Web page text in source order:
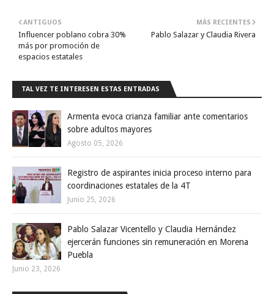
MÁS RECIENTES
Pablo Salazar y Claudia Rivera
ANTIGUOS
Influencer poblano cobra 30%
más por promoción de
espacios estatales
TAL VEZ TE INTERESEN ESTAS ENTRADAS
Armenta evoca crianza familiar ante comentarios
sobre adultos mayores
Agosto 05, 2026
Registro de aspirantes inicia proceso interno para
coordinaciones estatales de la 4T
Junio 25, 2026
Pablo Salazar Vicentello y Claudia Hernández
ejercerán funciones sin remuneración en Morena
Puebla
Junio 23, 2026